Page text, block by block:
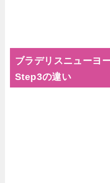
ブラデリスニューヨ
Step3の違い